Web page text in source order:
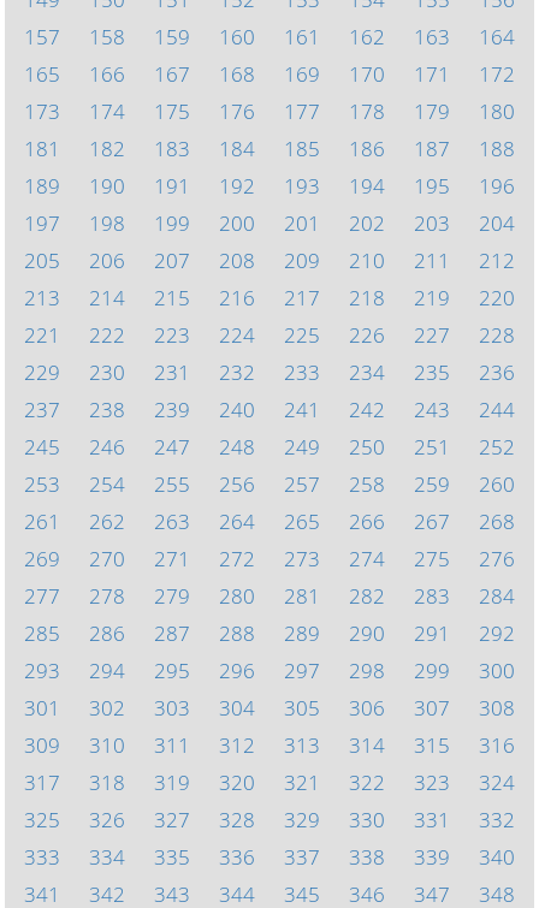
157
158 159 160 161 162 163
164
165
166 167 168 169 170 171
172
173
174 175 176 177 178 179
180
181
182 183 184 185 186 187
188
189
190 191 192 193 194 195
196
197
198 199 200 201 202 203
204
205
206 207 208 209 210 211
212
213
214 215 216 217 218 219
220
221
222 223 224 225 226 227
228
229
230 231 232 233 234 235
236
237
238 239 240 241 242 243
244
245
246 247 248 249 250 251
252
253
254 255 256 257 258 259
260
261
262 263 264 265 266 267
268
269
270 271 272 273 274 275
276
277
278 279 280 281 282 283
284
285
286 287 288 289 290 291
292
293
294 295 296 297 298 299
300
301
302 303 304 305 306 307
308
309
310 311 312 313 314 315
316
317
318 319 320 321 322 323
324
325
326 327 328 329 330 331
332
333
334 335 336 337 338 339
340
341
342 343 344 345 346 347 348